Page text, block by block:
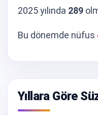
2025 yılında 289
Bu dönemde nüfus
Yıllara Göre